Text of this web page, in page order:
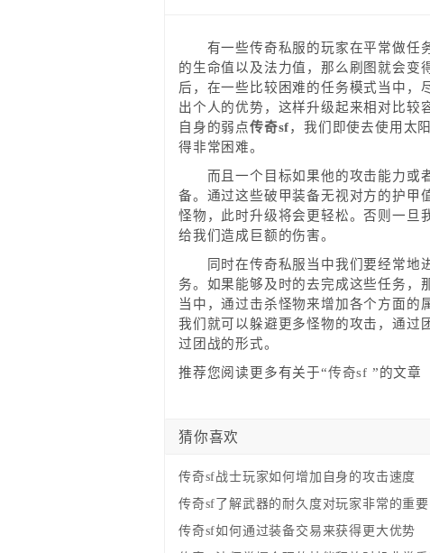
有一些传奇私服的玩家在平常做任务
的生命值以及法力值，那么刷图就会变
后，在一些比较困难的任务模式当中，
出个人的优势，这样升级起来相对比较
自身的弱点传奇sf，我们即使去使用太
得非常困难。
而且一个目标如果他的攻击能力或者
备。通过这些破甲装备无视对方的护甲
怪物，此时升级将会更轻松。否则一旦
给我们造成巨额的伤害。
同时在传奇私服当中我们要经常地进
务。如果能够及时的去完成这些任务，
当中，通过击杀怪物来增加各个方面的
我们就可以躲避更多怪物的攻击，通过
过团战的形式。
推荐您阅读更多有关于“传奇sf ”的文章
猜你喜欢
传奇sf战士玩家如何增加自身的攻击速度
传奇sf了解武器的耐久度对玩家非常的重要
传奇sf如何通过装备交易来获得更大优势